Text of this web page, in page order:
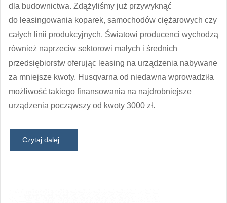
dla budownictwa. Zdążyliśmy już przywyknąć
do leasingowania koparek, samochodów ciężarowych czy
całych linii produkcyjnych. Światowi producenci wychodzą
również naprzeciw sektorowi małych i średnich
przedsiębiorstw oferując leasing na urządzenia nabywane
za mniejsze kwoty. Husqvarna od niedawna wprowadziła
możliwość takiego finansowania na najdrobniejsze
urządzenia począwszy od kwoty 3000 zł.
Czytaj dalej...